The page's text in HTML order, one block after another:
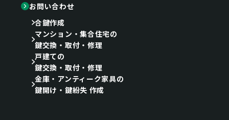
お問い合わせ
合鍵作成
マンション・集合住宅の
鍵交換・取付・修理
戸建ての
鍵交換・取付・修理
金庫・アンティーク家具の
鍵開け・鍵紛失 作成